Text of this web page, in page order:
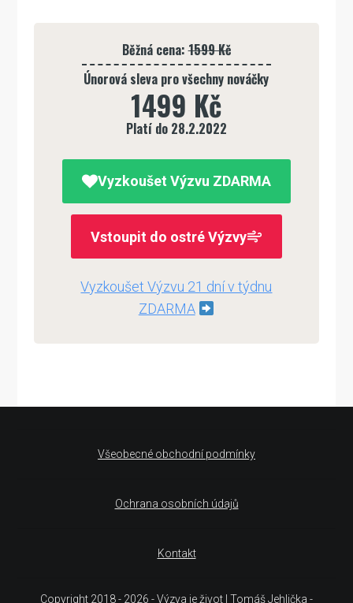
Běžná cena:1599 Kč
Únorová sleva pro všechny nováčky
1499 Kč
Platí do 28.2.2022
Vyzkoušet Výzvu ZDARMA
Vstoupit do ostré Výzvy
Vyzkoušet Výzvu 21 dní v týdnu
ZDARMA
Všeobecné obchodní podmínky
Ochrana osobních údajů
Kontakt
Copyright 2018 - 2026 - Výzva je život | Tomáš Jehlička -